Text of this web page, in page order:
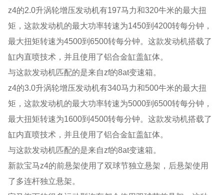
z4的2.0升涡轮增压发动机有197马力和320牛米的最大扭
矩，这款发动机的最大功率转速为1450到4200转每分钟，
最大扭矩转速为4500到6500转每分钟。这款发动机搭载了
缸内直喷技术，并且使用了铝合金缸盖缸体。
与这款发动机匹配的是来自zf的8at变速箱。
z4的3.0升涡轮增压发动机有340马力和500牛米的最大扭
矩，这款发动机的最大功率转速为5000到6500转每分钟，
最大扭矩转速为1600到4500转每分钟。这款发动机搭载了
缸内直喷技术，并且使用了铝合金缸盖缸体。
与这款发动机匹配的是来自zf的8at变速箱。
新款宝马z4的前悬架使用了双球节独立悬架，后悬架使用
了多连杆独立悬架。